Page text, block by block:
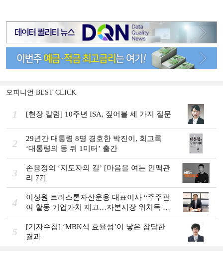
오피니언 BEST CLICK
1 [현장 칼럼] 10주년 ISA, 짚어볼 세 가지 질문
2
29년간 대통령 8명 경호한 박진이, 회고록
‘대통령의 등 뒤 1미터’ 출간
3
손웅정의 ‘지도자의 길’ [마음을 여는 인맥관
리 77]
4
이성원 트러스톤자산운용 대표이사 “주주관
여 활동 기업가치 제고…자본시장 워치독 역
할”
5
[기자수첩] ‘MBK식 효율성’이 낳은 참담한
결과